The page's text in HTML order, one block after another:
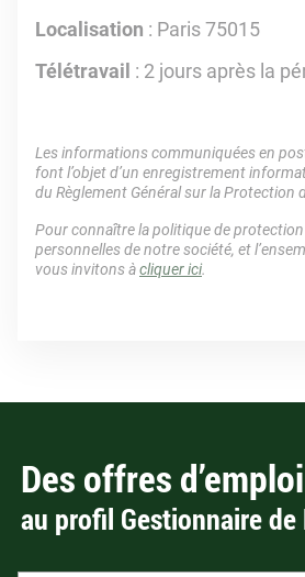
Localisation : Paris 75015
Télétravail : 2 jours après la
Les informations communiquées en
font l’objet d’un enregistrement
du Règlement Général sur la Protection
Pour connaître la politique de
personnelles de notre société, et
vous invitons àcliquer ici.
Des offres
au profil Gestionnaire de